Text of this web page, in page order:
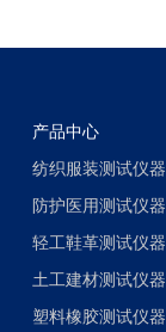
产品中心
纺织服装测试仪器
防护医用测试仪器
轻工鞋革测试仪器
土工建材测试仪器
塑料橡胶测试仪器